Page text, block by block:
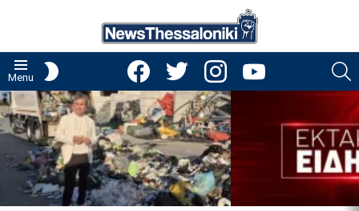
Menu
facebooktwitter instagramyoutube
LATEST
STORIES